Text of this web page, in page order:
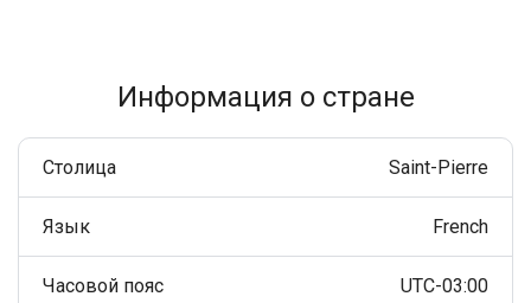
Информация о стране
Столица Saint-Pierre
Язык French
Часовой пояс UTC-03:00